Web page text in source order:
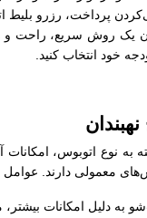
پرداخت، رزرو بلیط
یک روش سریع، راحت و
خود انتخاب کنید.
معمولی دارند. عوامل